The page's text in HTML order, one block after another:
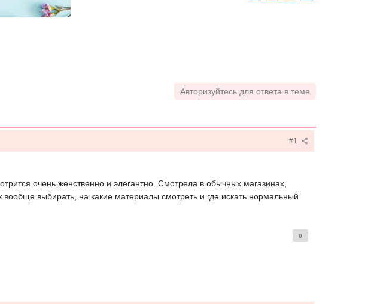
Авторизуйтесь для ответа в теме
#1
очень женственно и элегантно. Смотрела в обычных магазинах,
выбирать, на какие материалы смотреть и где искать нормальный
0